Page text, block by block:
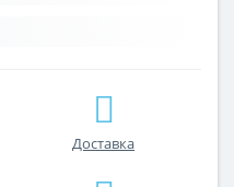
Доставка